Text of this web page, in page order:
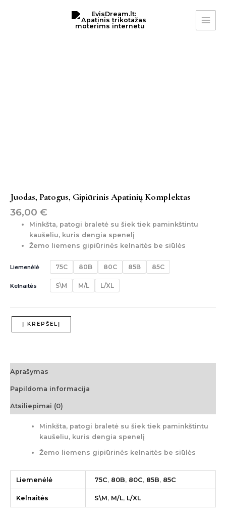
Juodas, Patogus, Gipiūrinis Apatinių Komplektas
36,00 €
Minkšta, patogi braletė su šiek tiek paminkštintu
kaušeliu, kuris dengia spenelį
Žemo liemens gipiūrinės kelnaitės be siūlės
Liemenėlė 75C 80B 80C 85B 85C
Kelnaitės S\M M/L L/XL
Į KREPŠELĮ
Aprašymas
Papildoma informacija
Atsiliepimai (0)
Minkšta, patogi braletė su šiek tiek paminkštintu
kaušeliu, kuris dengia spenelį
Žemo liemens gipiūrinės kelnaitės be siūlės
Liemenėlė 75C, 80B, 80C, 85B, 85C
Kelnaitės S\M, M/L, L/XL